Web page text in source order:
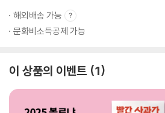
해외배송 가능
문화비소득공제 가능
이 상품의 이벤트 1